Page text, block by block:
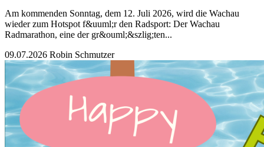
Am kommenden Sonntag, dem 12. Juli 2026, wird die Wachau
wieder zum Hotspot f&uuml;r den Radsport: Der Wachau
Radmarathon, eine der gr&ouml;&szlig;ten...
09.07.2026 Robin Schmutzer